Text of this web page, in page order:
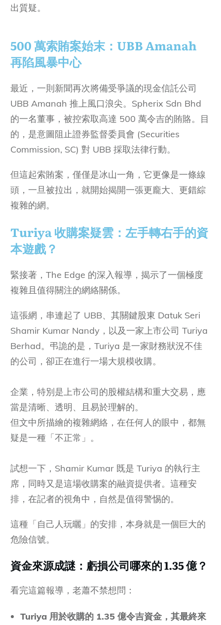
出質疑。
500 萬索賄案始末：UBB Amanah
再陷風暴中心
最近，一則新聞再次將備受爭議的現金信託公司
UBB Amanah 推上風口浪尖。Spherix Sdn Bhd
的一名董事，被控索取高達 500 萬令吉的賄賂。目
的，是意圖阻止證券監督委員會 (Securities
Commission, SC) 對 UBB 採取法律行動。
但這起索賄案，僅僅是冰山一角，它更像是一條線
頭，一旦被拉出，就開始揭開一張更龐大、更錯綜
複雜的網。
Turiya 收購案疑雲：左手轉右手的資
本遊戲？
緊接著，The Edge 的深入報導，揭示了一個極度
複雜且值得關注的網絡關係。
這張網，串連起了 UBB、其關鍵股東 Datuk Seri
Shamir Kumar Nandy，以及一家上市公司 Turiya
Berhad。弔詭的是，Turiya 是一家財務狀況不佳
的公司，卻正在進行一場大規模收購。
企業，特別是上市公司的股權結構和重大交易，應
當是清晰、透明、且易於理解的。
但文中所描繪的複雜網絡，在任何人的眼中，都無
疑是一種「不正常」。
試想一下，Shamir Kumar 既是 Turiya 的執行主
席，同時又是這場收購案的融資提供者。這種安
排，在記者的視角中，自然是值得警惕的。
這種「自己人玩曬」的安排，本身就是一個巨大的
危險信號。
資金來源成謎：虧損公司哪來的 1.35 億？
看完這篇報導，老蕭不禁想問：
Turiya 用於收購的 1.35 億令吉資金，其最終來